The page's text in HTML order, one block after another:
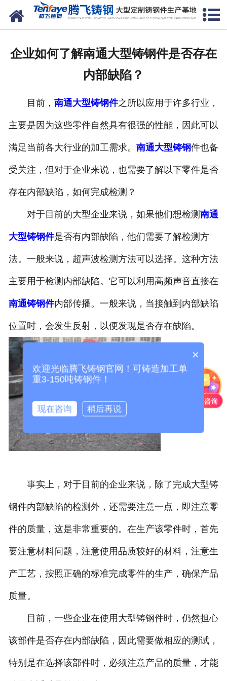
网站首页
生产能力
联系我们
企业如何了解南通大型铸钢件是否存在
内部缺陷？
目前， 南通大型铸钢件之所以应用于许多行业，
主要是因为这些零件自然具有很强的性能，因此可以
满足当前各大行业的加工需求。 南通大型铸钢件也备
受关注，但对于企业来说，也需要了解以下零件是否
存在内部缺陷，如何完成检测？
对于目前的大型企业来说，如果他们想检测 南通
大型铸钢件是否有内部缺陷，他们需要了解检测方
法。一般来说，超声波检测方法可以选择。这种方法
主要用于检测内部缺陷。它可以利用高频声音直接在
南通铸钢件内部传播。一般来说，当接触到内部缺陷
位置时，会发生反射，以便发现是否存在缺陷。
事实上，对于目前的企业来说，除了完成大型铸
钢件内部缺陷的检测外，还需要注意一点，即注意零
件的质量，这是非常重要的。在生产该零件时，首先
要注意材料问题，注意使用品质较好的材料，注意生
产工艺，按照正确的标准完成零件的生产，确保产品
质量。
目前，一些企业在使用大型铸钢件时，仍然担心
该部件是否存在内部缺陷，因此需要做相应的测试，
特别是在选择该部件时，必须注意产品的质量，才能
×
欢迎光临腾飞铸钢官网！可铸造加工单
重3-150吨铸钢件！
现在咨询 稍后再说